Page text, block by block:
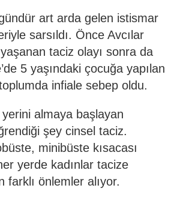
art arda gelen istismar
sarsıldı. Önce Avcılar
taciz olayı sonra da
5 yaşındaki çocuğa yapılan
infiale sebep oldu.
almaya başlayan
şey cinsel taciz.
minibüste kısacası
yerde kadınlar tacize
farklı önlemler alıyor.